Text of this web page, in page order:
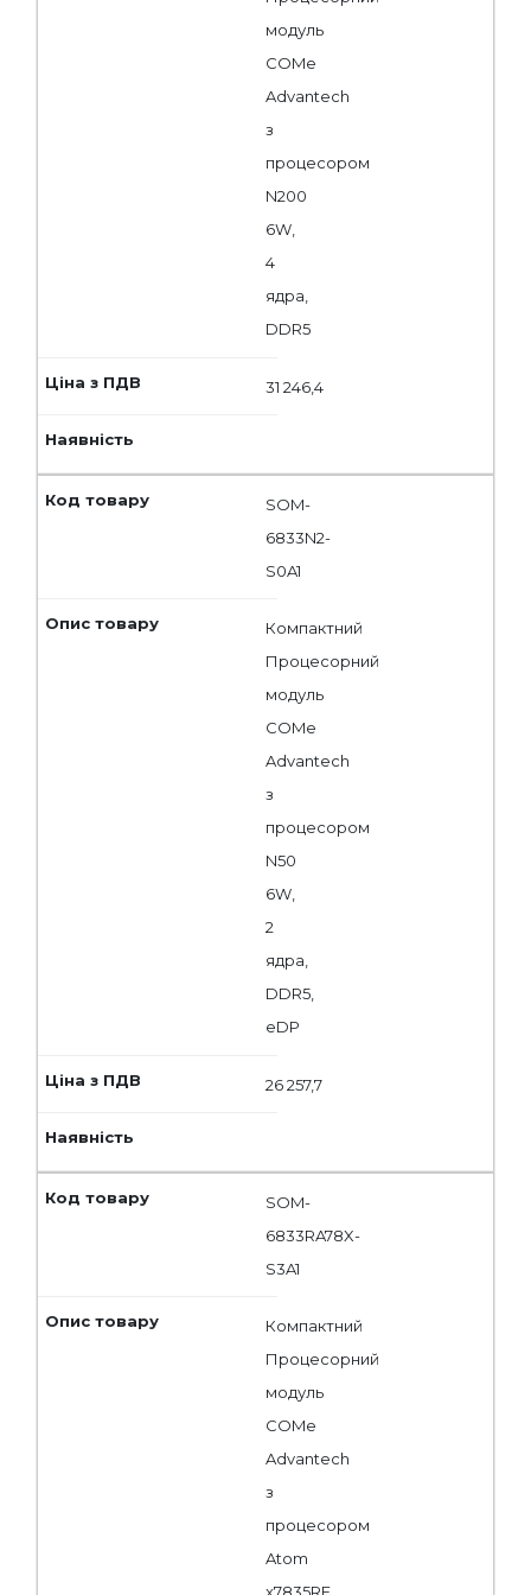
модуль
COMe
Advantech
з
процесором
N200
6W,
4
ядра,
DDR5
31 246,4
SOM-
6833N2-
S0A1
Компактний
Процесорний
модуль
COMe
Advantech
з
процесором
N50
6W,
2
ядра,
DDR5,
eDP
26 257,7
SOM-
6833RA78X-
S3A1
Компактний
Процесорний
модуль
COMe
Advantech
з
процесором
Atom